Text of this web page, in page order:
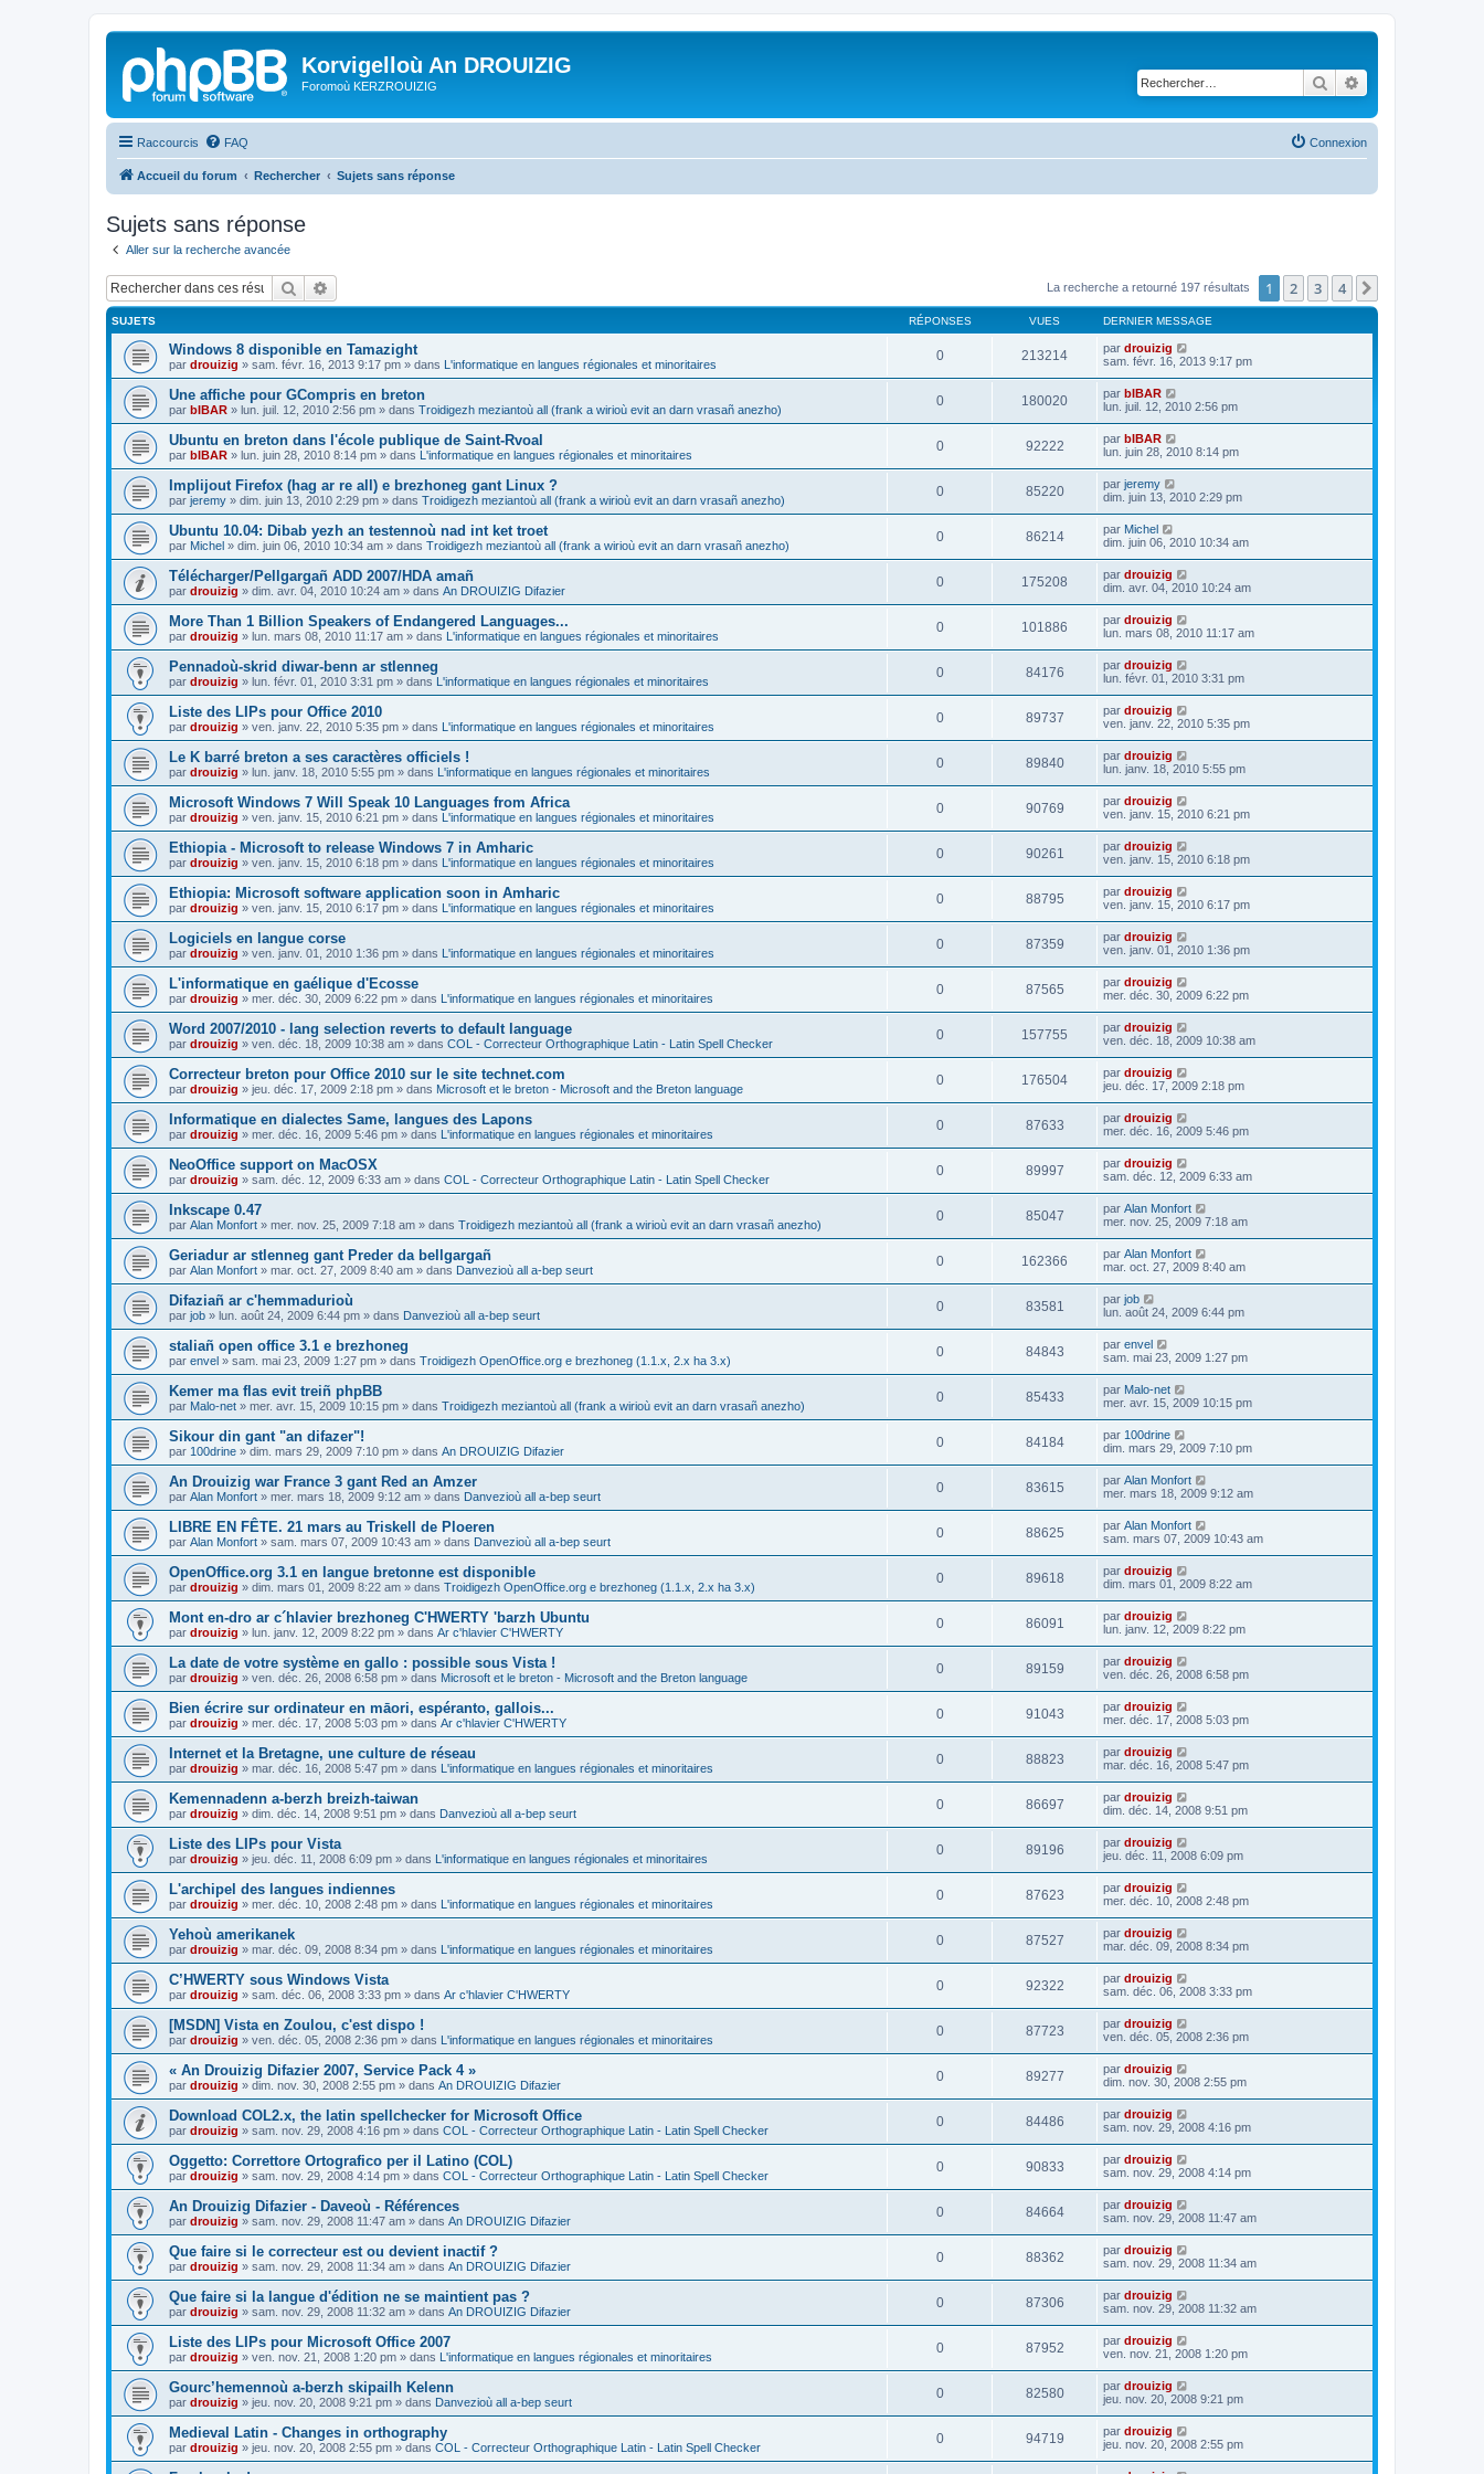
Korvigelloù An DROUIZIG
Foromoù KERZROUIZIG Rechercher
Raccourcis FAQ Connexion
Accueil du forum Rechercher Sujets sans réponse
Sujets sans réponse
Aller sur la recherche avancée
Rechercher La recherche a retourné 197 résultats 1 2 3 4
SUJETS RÉPONSES VUES DERNIER MESSAGE
Windows 8 disponible en Tamazight
par drouizig » sam. févr. 16, 2013 9:17 pm » dans L'informatique en langues régionales et minoritaires
0 213214 par drouizig
sam. févr. 16, 2013 9:17 pm
Une affiche pour GCompris en breton
par bIBAR » lun. juil. 12, 2010 2:56 pm » dans Troidigezh meziantoù all (frank a wirioù evit an darn vrasañ anezho)
0 180020 par bIBAR
lun. juil. 12, 2010 2:56 pm
Ubuntu en breton dans l'école publique de Saint-Rvoal
par bIBAR » lun. juin 28, 2010 8:14 pm » dans L'informatique en langues régionales et minoritaires
0 92222 par bIBAR
lun. juin 28, 2010 8:14 pm
Implijout Firefox (hag ar re all) e brezhoneg gant Linux ?
par jeremy » dim. juin 13, 2010 2:29 pm » dans Troidigezh meziantoù all (frank a wirioù evit an darn vrasañ anezho)
0 85220 par jeremy
dim. juin 13, 2010 2:29 pm
Ubuntu 10.04: Dibab yezh an testennoù nad int ket troet
par Michel » dim. juin 06, 2010 10:34 am » dans Troidigezh meziantoù all (frank a wirioù evit an darn vrasañ anezho)
0 86214 par Michel
dim. juin 06, 2010 10:34 am
Télécharger/Pellgargañ ADD 2007/HDA amañ
par drouizig » dim. avr. 04, 2010 10:24 am » dans An DROUIZIG Difazier
0 175208 par drouizig
dim. avr. 04, 2010 10:24 am
More Than 1 Billion Speakers of Endangered Languages...
par drouizig » lun. mars 08, 2010 11:17 am » dans L'informatique en langues régionales et minoritaires
0 101886 par drouizig
lun. mars 08, 2010 11:17 am
Pennadoù-skrid diwar-benn ar stlenneg
par drouizig » lun. févr. 01, 2010 3:31 pm » dans L'informatique en langues régionales et minoritaires
0 84176 par drouizig
lun. févr. 01, 2010 3:31 pm
Liste des LIPs pour Office 2010
par drouizig » ven. janv. 22, 2010 5:35 pm » dans L'informatique en langues régionales et minoritaires
0 89737 par drouizig
ven. janv. 22, 2010 5:35 pm
Le K barré breton a ses caractères officiels !
par drouizig » lun. janv. 18, 2010 5:55 pm » dans L'informatique en langues régionales et minoritaires
0 89840 par drouizig
lun. janv. 18, 2010 5:55 pm
Microsoft Windows 7 Will Speak 10 Languages from Africa
par drouizig » ven. janv. 15, 2010 6:21 pm » dans L'informatique en langues régionales et minoritaires
0 90769 par drouizig
ven. janv. 15, 2010 6:21 pm
Ethiopia - Microsoft to release Windows 7 in Amharic
par drouizig » ven. janv. 15, 2010 6:18 pm » dans L'informatique en langues régionales et minoritaires
0 90261 par drouizig
ven. janv. 15, 2010 6:18 pm
Ethiopia: Microsoft software application soon in Amharic
par drouizig » ven. janv. 15, 2010 6:17 pm » dans L'informatique en langues régionales et minoritaires
0 88795 par drouizig
ven. janv. 15, 2010 6:17 pm
Logiciels en langue corse
par drouizig » ven. janv. 01, 2010 1:36 pm » dans L'informatique en langues régionales et minoritaires
0 87359 par drouizig
ven. janv. 01, 2010 1:36 pm
L'informatique en gaélique d'Ecosse
par drouizig » mer. déc. 30, 2009 6:22 pm » dans L'informatique en langues régionales et minoritaires
0 87565 par drouizig
mer. déc. 30, 2009 6:22 pm
Word 2007/2010 - lang selection reverts to default language
par drouizig » ven. déc. 18, 2009 10:38 am » dans COL - Correcteur Orthographique Latin - Latin Spell Checker
0 157755 par drouizig
ven. déc. 18, 2009 10:38 am
Correcteur breton pour Office 2010 sur le site technet.com
par drouizig » jeu. déc. 17, 2009 2:18 pm » dans Microsoft et le breton - Microsoft and the Breton language
0 176504 par drouizig
jeu. déc. 17, 2009 2:18 pm
Informatique en dialectes Same, langues des Lapons
par drouizig » mer. déc. 16, 2009 5:46 pm » dans L'informatique en langues régionales et minoritaires
0 87633 par drouizig
mer. déc. 16, 2009 5:46 pm
NeoOffice support on MacOSX
par drouizig » sam. déc. 12, 2009 6:33 am » dans COL - Correcteur Orthographique Latin - Latin Spell Checker
0 89997 par drouizig
sam. déc. 12, 2009 6:33 am
Inkscape 0.47
par Alan Monfort » mer. nov. 25, 2009 7:18 am » dans Troidigezh meziantoù all (frank a wirioù evit an darn vrasañ anezho)
0 85047 par Alan Monfort
mer. nov. 25, 2009 7:18 am
Geriadur ar stlenneg gant Preder da bellgargañ
par Alan Monfort » mar. oct. 27, 2009 8:40 am » dans Danvezioù all a-bep seurt
0 162366 par Alan Monfort
mar. oct. 27, 2009 8:40 am
Difaziañ ar c'hemmadurioù
par job » lun. août 24, 2009 6:44 pm » dans Danvezioù all a-bep seurt
0 83581 par job
lun. août 24, 2009 6:44 pm
staliañ open office 3.1 e brezhoneg
par envel » sam. mai 23, 2009 1:27 pm » dans Troidigezh OpenOffice.org e brezhoneg (1.1.x, 2.x ha 3.x)
0 84843 par envel
sam. mai 23, 2009 1:27 pm
Kemer ma flas evit treiñ phpBB
par Malo-net » mer. avr. 15, 2009 10:15 pm » dans Troidigezh meziantoù all (frank a wirioù evit an darn vrasañ anezho)
0 85433 par Malo-net
mer. avr. 15, 2009 10:15 pm
Sikour din gant "an difazer"!
par 100drine » dim. mars 29, 2009 7:10 pm » dans An DROUIZIG Difazier
0 84184 par 100drine
dim. mars 29, 2009 7:10 pm
An Drouizig war France 3 gant Red an Amzer
par Alan Monfort » mer. mars 18, 2009 9:12 am » dans Danvezioù all a-bep seurt
0 83615 par Alan Monfort
mer. mars 18, 2009 9:12 am
LIBRE EN FÊTE. 21 mars au Triskell de Ploeren
par Alan Monfort » sam. mars 07, 2009 10:43 am » dans Danvezioù all a-bep seurt
0 88625 par Alan Monfort
sam. mars 07, 2009 10:43 am
OpenOffice.org 3.1 en langue bretonne est disponible
par drouizig » dim. mars 01, 2009 8:22 am » dans Troidigezh OpenOffice.org e brezhoneg (1.1.x, 2.x ha 3.x)
0 89618 par drouizig
dim. mars 01, 2009 8:22 am
Mont en-dro ar c´hlavier brezhoneg C'HWERTY 'barzh Ubuntu
par drouizig » lun. janv. 12, 2009 8:22 pm » dans Ar c'hlavier C'HWERTY
0 86091 par drouizig
lun. janv. 12, 2009 8:22 pm
La date de votre système en gallo : possible sous Vista !
par drouizig » ven. déc. 26, 2008 6:58 pm » dans Microsoft et le breton - Microsoft and the Breton language
0 89159 par drouizig
ven. déc. 26, 2008 6:58 pm
Bien écrire sur ordinateur en māori, espéranto, gallois...
par drouizig » mer. déc. 17, 2008 5:03 pm » dans Ar c'hlavier C'HWERTY
0 91043 par drouizig
mer. déc. 17, 2008 5:03 pm
Internet et la Bretagne, une culture de réseau
par drouizig » mar. déc. 16, 2008 5:47 pm » dans L'informatique en langues régionales et minoritaires
0 88823 par drouizig
mar. déc. 16, 2008 5:47 pm
Kemennadenn a-berzh breizh-taiwan
par drouizig » dim. déc. 14, 2008 9:51 pm » dans Danvezioù all a-bep seurt
0 86697 par drouizig
dim. déc. 14, 2008 9:51 pm
Liste des LIPs pour Vista
par drouizig » jeu. déc. 11, 2008 6:09 pm » dans L'informatique en langues régionales et minoritaires
0 89196 par drouizig
jeu. déc. 11, 2008 6:09 pm
L'archipel des langues indiennes
par drouizig » mer. déc. 10, 2008 2:48 pm » dans L'informatique en langues régionales et minoritaires
0 87623 par drouizig
mer. déc. 10, 2008 2:48 pm
Yehoù amerikanek
par drouizig » mar. déc. 09, 2008 8:34 pm » dans L'informatique en langues régionales et minoritaires
0 87527 par drouizig
mar. déc. 09, 2008 8:34 pm
C’HWERTY sous Windows Vista
par drouizig » sam. déc. 06, 2008 3:33 pm » dans Ar c'hlavier C'HWERTY
0 92322 par drouizig
sam. déc. 06, 2008 3:33 pm
[MSDN] Vista en Zoulou, c'est dispo !
par drouizig » ven. déc. 05, 2008 2:36 pm » dans L'informatique en langues régionales et minoritaires
0 87723 par drouizig
ven. déc. 05, 2008 2:36 pm
« An Drouizig Difazier 2007, Service Pack 4 »
par drouizig » dim. nov. 30, 2008 2:55 pm » dans An DROUIZIG Difazier
0 89277 par drouizig
dim. nov. 30, 2008 2:55 pm
Download COL2.x, the latin spellchecker for Microsoft Office
par drouizig » sam. nov. 29, 2008 4:16 pm » dans COL - Correcteur Orthographique Latin - Latin Spell Checker
0 84486 par drouizig
sam. nov. 29, 2008 4:16 pm
Oggetto: Correttore Ortografico per il Latino (COL)
par drouizig » sam. nov. 29, 2008 4:14 pm » dans COL - Correcteur Orthographique Latin - Latin Spell Checker
0 90833 par drouizig
sam. nov. 29, 2008 4:14 pm
An Drouizig Difazier - Daveoù - Références
par drouizig » sam. nov. 29, 2008 11:47 am » dans An DROUIZIG Difazier
0 84664 par drouizig
sam. nov. 29, 2008 11:47 am
Que faire si le correcteur est ou devient inactif ?
par drouizig » sam. nov. 29, 2008 11:34 am » dans An DROUIZIG Difazier
0 88362 par drouizig
sam. nov. 29, 2008 11:34 am
Que faire si la langue d'édition ne se maintient pas ?
par drouizig » sam. nov. 29, 2008 11:32 am » dans An DROUIZIG Difazier
0 87306 par drouizig
sam. nov. 29, 2008 11:32 am
Liste des LIPs pour Microsoft Office 2007
par drouizig » ven. nov. 21, 2008 1:20 pm » dans L'informatique en langues régionales et minoritaires
0 87952 par drouizig
ven. nov. 21, 2008 1:20 pm
Gourc’hemennoù a-berzh skipailh Kelenn
par drouizig » jeu. nov. 20, 2008 9:21 pm » dans Danvezioù all a-bep seurt
0 82580 par drouizig
jeu. nov. 20, 2008 9:21 pm
Medieval Latin - Changes in orthography
par drouizig » jeu. nov. 20, 2008 2:55 pm » dans COL - Correcteur Orthographique Latin - Latin Spell Checker
0 94719 par drouizig
jeu. nov. 20, 2008 2:55 pm